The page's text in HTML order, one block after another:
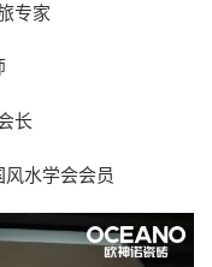
专家
长
水学会会员